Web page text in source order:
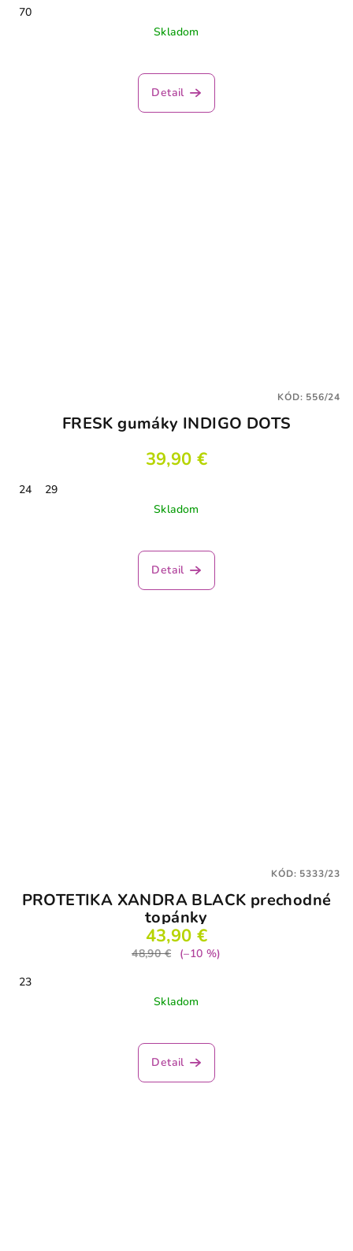
70
Skladom
Detail
FRESK gumáky INDIGO DOTS
39,90 €
24
29
Skladom
Detail
KÓD: 556/24
PROTETIKA XANDRA BLACK prechodné
topánky
43,90 €
48,90 €
(–10 %)
23
Skladom
Detail
KÓD: 5333/23